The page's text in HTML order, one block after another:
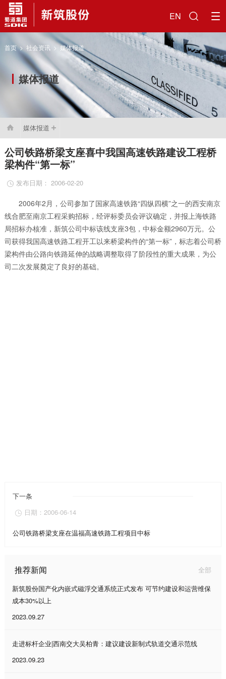
EN
首页> 社会资讯 >媒体报道
媒体报道
 媒体报道
公司铁路桥梁支座喜中我国高速铁路建设工程桥
梁构件“第一标”
 发布日期： 2006-02-20
2006年2月，公司参加了国家高速铁路“四纵四横”之一的西安南京
线合肥至南京工程采购招标，经评标委员会评议确定，并报上海铁路
局招标办核准，新筑公司中标该线支座3包，中标金额2960万元。公
司获得我国高速铁路工程开工以来桥梁构件的“第一标”，标志着公司桥
梁构件由公路向铁路延伸的战略调整取得了阶段性的重大成果，为公
司二次发展奠定了良好的基础。
下一条
 日期：2006-06-14
公司铁路桥梁支座在温福高速铁路工程项目中标
推荐新闻
全部
新筑股份国产化内嵌式磁浮交通系统正式发布 可节约建设和运营维保
成本30%以上
2023.09.27
走进标杆企业|西南交大吴柏青：建议建设新制式轨道交通示范线
2023.09.23